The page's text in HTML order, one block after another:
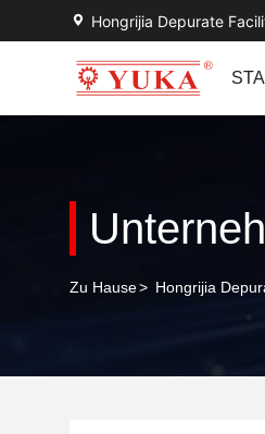
Hongrijia Depurate
Zu Hause> Hongrijia